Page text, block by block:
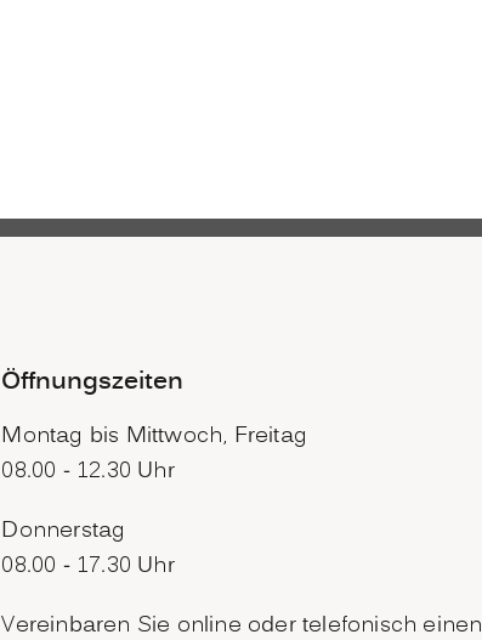
Öffnungszeiten
Montag bis Mittwoch, Freitag
08.00 - 12.30 Uhr
Donnerstag
08.00 - 17.30 Uhr
Vereinbaren Sie online oder telefonisch einen